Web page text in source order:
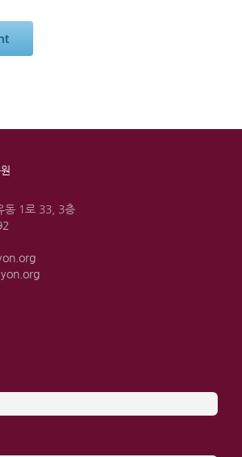
동 1로 33, 3층